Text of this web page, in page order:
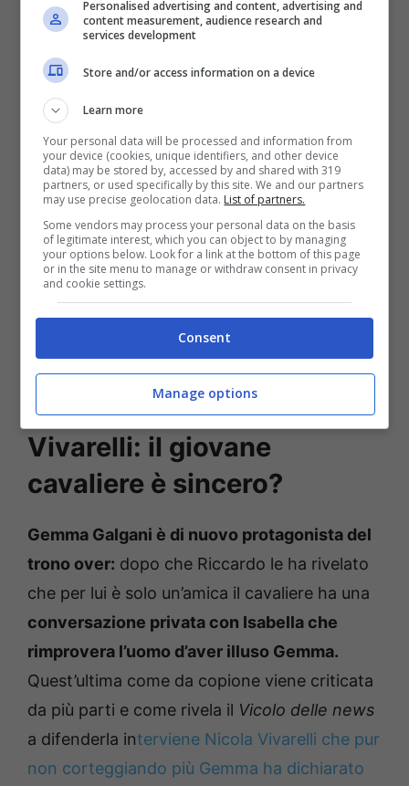
Leggi anche —->
cosa ha rifatto la dama del trono over
Uomini e Donne, Gemma
Galgani difesa da Nicola
Vivarelli: il giovane
cavaliere è sincero?
Gemma Galgani è di nuovo protagonista del
trono over: dopo che Riccardo le ha rivelato
che per lui è solo un’amica il cavaliere ha una
conversazione privata con Isabella che
rimprovera l’uomo d’aver illuso Gemma.
Quest’ultima come da copione viene criticata
da più parti e come rivela il Vicolo delle news
a difenderla interviene Nicola Vivarelli che pur
non corteggiando più Gemma ha dichiarato
Personalised advertising and content, advertising and
content measurement, audience research and
services development
Store and/or access information on a device
Learn more
Your personal data will be processed and information from
your device (cookies, unique identifiers, and other device
data) may be stored by, accessed by and shared with 319
partners, or used specifically by this site. We and our partners
may use precise geolocation data. List of partners.
Some vendors may process your personal data on the basis
of legitimate interest, which you can object to by managing
your options below. Look for a link at the bottom of this page
or in the site menu to manage or withdraw consent in privacy
and cookie settings.
Consent
Manage options